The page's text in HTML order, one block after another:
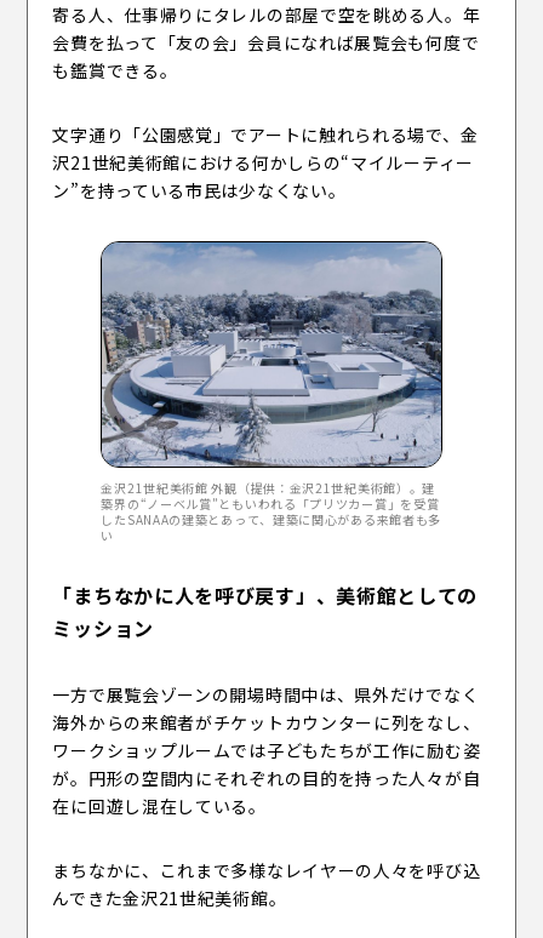
寄る人、仕事帰りにタレルの部屋で空を眺める人。年
会費を払って「友の会」会員になれば展覧会も何度で
も鑑賞できる。
文字通り「公園感覚」でアートに触れられる場で、金
沢21世紀美術館における何かしらの“マイルーティー
ン”を持っている市民は少なくない。
金沢21世紀美術館 外観（提供：金沢21世紀美術館）。建
築界の“ノーベル賞”ともいわれる「プリツカー賞」を受賞
したSANAAの建築とあって、建築に関心がある来館者も多
い
「まちなかに人を呼び戻す」、美術館としての
ミッション
一方で展覧会ゾーンの開場時間中は、県外だけでなく
海外からの来館者がチケットカウンターに列をなし、
ワークショップルームでは子どもたちが工作に励む姿
が。円形の空間内にそれぞれの目的を持った人々が自
在に回遊し混在している。
まちなかに、これまで多様なレイヤーの人々を呼び込
んできた金沢21世紀美術館。